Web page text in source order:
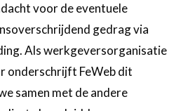
voor de eventuele
gedrag via
Als werkgeversorganisatie
onderschrijft FeWeb dit
samen met de andere